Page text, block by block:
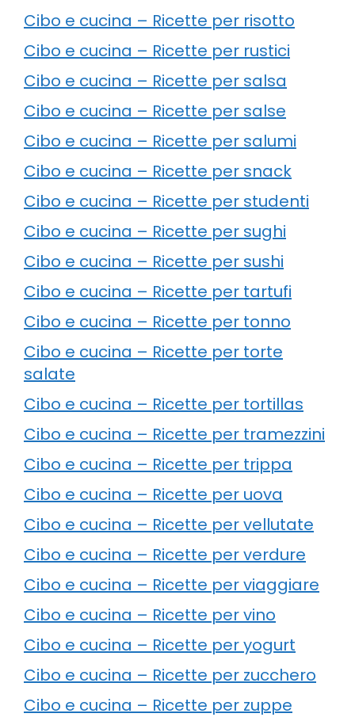
Cibo e cucina – Ricette per risotto
Cibo e cucina – Ricette per rustici
Cibo e cucina – Ricette per salsa
Cibo e cucina – Ricette per salse
Cibo e cucina – Ricette per salumi
Cibo e cucina – Ricette per snack
Cibo e cucina – Ricette per studenti
Cibo e cucina – Ricette per sughi
Cibo e cucina – Ricette per sushi
Cibo e cucina – Ricette per tartufi
Cibo e cucina – Ricette per tonno
Cibo e cucina – Ricette per torte
salate
Cibo e cucina – Ricette per tortillas
Cibo e cucina – Ricette per tramezzini
Cibo e cucina – Ricette per trippa
Cibo e cucina – Ricette per uova
Cibo e cucina – Ricette per vellutate
Cibo e cucina – Ricette per verdure
Cibo e cucina – Ricette per viaggiare
Cibo e cucina – Ricette per vino
Cibo e cucina – Ricette per yogurt
Cibo e cucina – Ricette per zucchero
Cibo e cucina – Ricette per zuppe